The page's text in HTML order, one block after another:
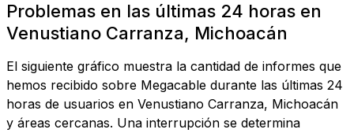
Problemas en las últimas 24 horas en
Venustiano Carranza, Michoacán
El siguiente gráfico muestra la cantidad de informes que
hemos recibido sobre Megacable durante las últimas 24
horas de usuarios en Venustiano Carranza, Michoacán
y áreas cercanas. Una interrupción se determina